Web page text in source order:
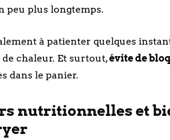
peu plus longtemps.
à patienter quelques
chaleur. Et surtout,évite de
dans le panier.
nutritionnelles et